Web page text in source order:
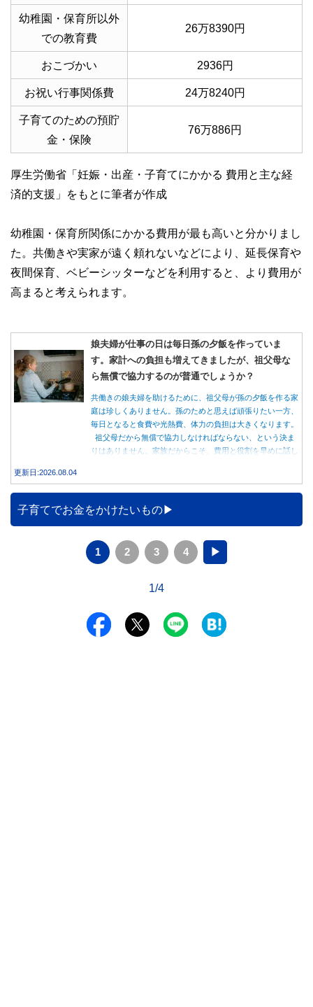
幼稚園・保育所以外
での教育費
26万8390円
おこづかい 2936円
お祝い行事関係費 24万8240円
子育てのための預貯
金・保険
76万886円
厚生労働省「妊娠・出産・子育てにかかる 費用と主な経
済的支援」をもとに筆者が作成
幼稚園・保育所関係にかかる費用が最も高いと分かりまし
た。共働きや実家が遠く頼れないなどにより、延長保育や
夜間保育、ベビーシッターなどを利用すると、より費用が
高まると考えられます。
娘夫婦が仕事の日は毎日孫の夕飯を作っていま
す。家計への負担も増えてきましたが、祖父母な
ら無償で協力するのが普通でしょうか？
共働きの娘夫婦を助けるために、祖父母が孫の夕飯を作る家
庭は珍しくありません。孫のためと思えば頑張りたい一方、
毎日となると食費や光熱費、体力の負担は大きくなります。
祖父母だから無償で協力しなければならない、という決ま
りはありません。家族だからこそ、費用と役割を早めに話し
更新日:2026.08.04
子育てでお金をかけたいもの
1 2 3 4 ▶
1/4